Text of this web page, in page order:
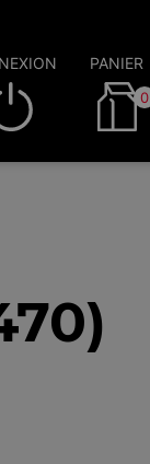
PANIER
0